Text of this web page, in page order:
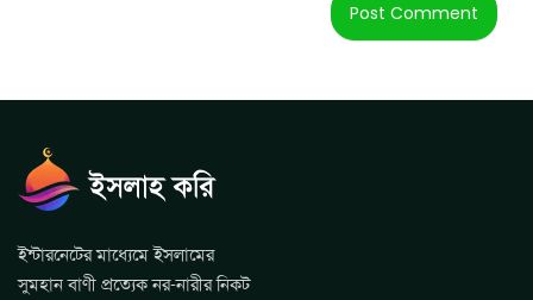
ইন্টারনেটের মাধ্যেমে ইসলামের
সুমহান বাণী প্রত্যেক নর-নারীর নিকট